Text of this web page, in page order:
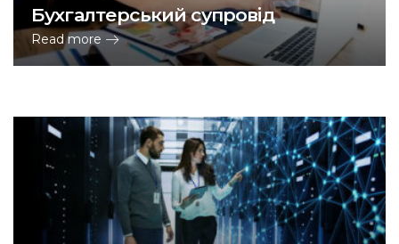
Бухгалтерський супровід
Read more